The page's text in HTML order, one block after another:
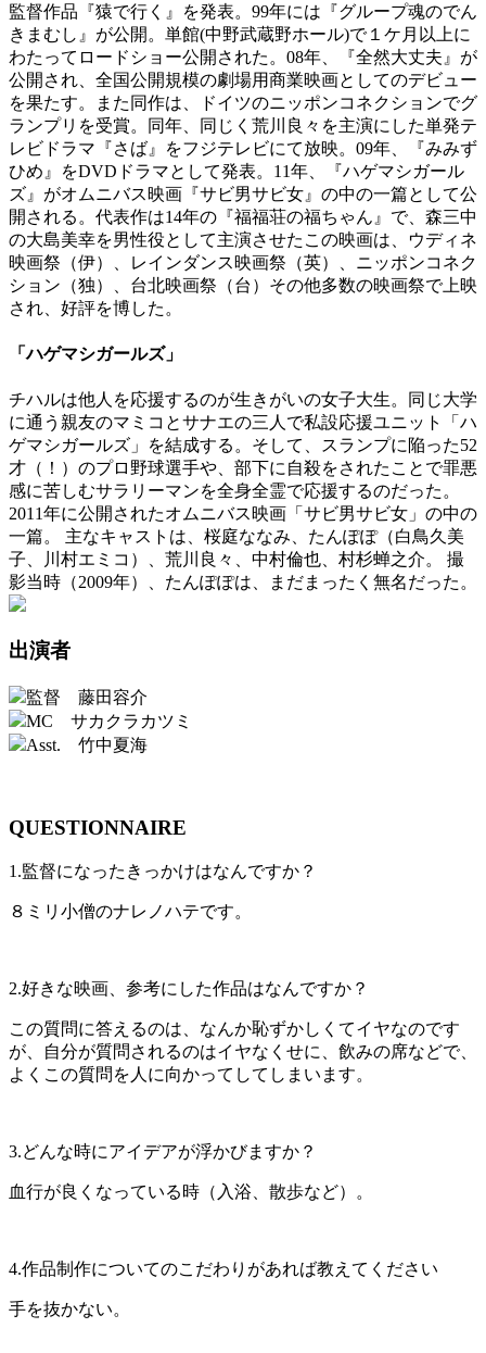
監督作品『猿で行く』を発表。99年には『グループ魂のでん
きまむし』が公開。単館(中野武蔵野ホール)で１ケ月以上に
わたってロードショー公開された。08年、『全然大丈夫』が
公開され、全国公開規模の劇場用商業映画としてのデビュー
を果たす。また同作は、ドイツのニッポンコネクションでグ
ランプリを受賞。同年、同じく荒川良々を主演にした単発テ
レビドラマ『さば』をフジテレビにて放映。09年、『みみず
ひめ』をDVDドラマとして発表。11年、『ハゲマシガール
ズ』がオムニバス映画『サビ男サビ女』の中の一篇として公
開される。代表作は14年の『福福荘の福ちゃん』で、森三中
の大島美幸を男性役として主演させたこの映画は、ウディネ
映画祭（伊）、レインダンス映画祭（英）、ニッポンコネク
ション（独）、台北映画祭（台）その他多数の映画祭で上映
され、好評を博した。
「ハゲマシガールズ」
チハルは他人を応援するのが生きがいの女子大生。同じ大学
に通う親友のマミコとサナエの三人で私設応援ユニット「ハ
ゲマシガールズ」を結成する。そして、スランプに陥った52
才（！）のプロ野球選手や、部下に自殺をされたことで罪悪
感に苦しむサラリーマンを全身全霊で応援するのだった。
2011年に公開されたオムニバス映画「サビ男サビ女」の中の
一篇。 主なキャストは、桜庭ななみ、たんぽぽ（白鳥久美
子、川村エミコ）、荒川良々、中村倫也、村杉蝉之介。 撮
影当時（2009年）、たんぽぽは、まだまったく無名だった。
出演者
監督 藤田容介
MC サカクラカツミ
Asst. 竹中夏海
QUESTIONNAIRE
1.監督になったきっかけはなんですか？
８ミリ小僧のナレノハテです。
2.好きな映画、参考にした作品はなんですか？​
この質問に答えるのは、なんか恥ずかしくてイヤなのです
が、自分が質問されるのはイヤなくせに、飲みの席などで、
よくこの質問を人に向かってしてしまいます。
3.どんな時にアイデアが浮かびますか？​
血行が良くなっている時（入浴、散歩など）。
4.作品制作についてのこだわりがあれば教えてください​
手を抜かない。